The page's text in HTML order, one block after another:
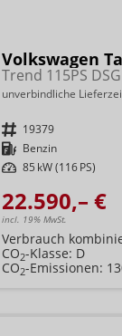
Volkswagen
unverbindliche
Fahrzeugnr. 19379
Kraftstoff Benzin
Leistung 85 kW (116 PS)
22.590,– €
incl. 19% MwSt.
Verbrauch
CO2-Klasse: D
CO2-Emissionen: